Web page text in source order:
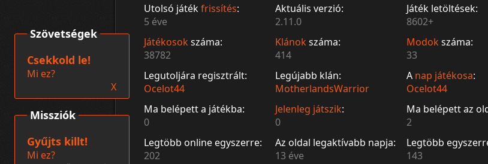
Utolsó játékfrissítés:
5 éve
Aktuális verzió:
2.11.0
Játék letöltések:
8602+
Játékosokszáma:
38782
Klánokszáma:
414
Modokszáma:
33
Legutoljára regisztrált:
Ocelot44
Legújabb klán:
MotherlandsWarrior
A nap játékosa:
Ocelot44
Ma belépett a játékba:
0
Jelenleg játszik:
0
Ma belépett az
2
Legtöbb online egyszerre:
202
Az oldal legaktívabb napja:
13 éve
Legtöbb
143
Missziók
Gyűjts killt!
Mi ez?
Szövetségek
Csekkold le!
Mi ez?
X